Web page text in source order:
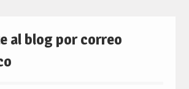
al blog por correo